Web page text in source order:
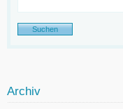
Archiv